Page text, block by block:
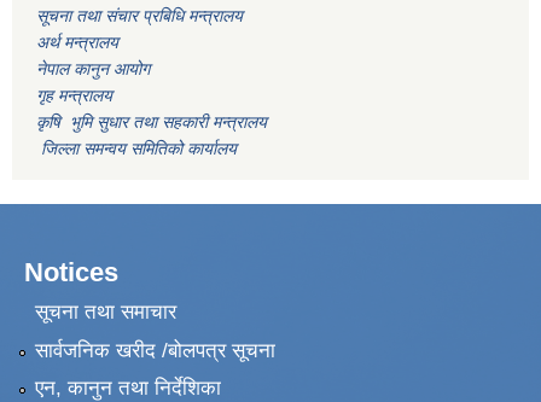
सूचना तथा संचार प्रबिधि मन्त्रालय
अर्थ मन्त्रालय
नेपाल कानुन आयोग
गृह मन्त्रालय
कृषि भुमि सुधार तथा सहकारी मन्त्रालय
जिल्ला समन्वय समितिको कार्यालय
Notices
सूचना तथा समाचार
सार्वजनिक खरीद /बोलपत्र सूचना
एन, कानुन तथा निर्देशिका